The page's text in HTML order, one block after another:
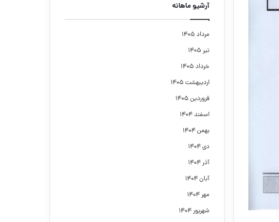
آرشیو ماهانه
مرداد ۱۴۰۵
تیر ۱۴۰۵
خرداد ۱۴۰۵
اردیبهشت ۱۴۰۵
فروردین ۱۴۰۵
اسفند ۱۴۰۴
بهمن ۱۴۰۴
دی ۱۴۰۴
آذر ۱۴۰۴
آبان ۱۴۰۴
مهر ۱۴۰۴
شهریور ۱۴۰۴